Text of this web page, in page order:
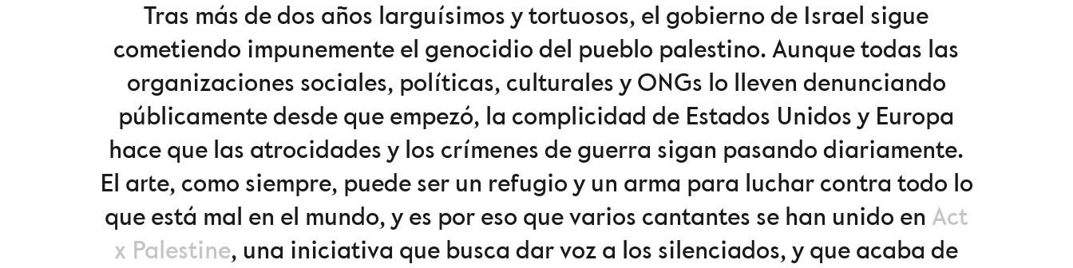
Tras más de dos años larguísimos y tortuosos, el gobierno de Israel sigue
cometiendo impunemente el genocidio del pueblo palestino. Aunque todas las
organizaciones sociales, políticas, culturales y ONGs lo lleven denunciando
públicamente desde que empezó, la complicidad de Estados Unidos y Europa
hace que las atrocidades y los crímenes de guerra sigan pasando diariamente.
El arte, como siempre, puede ser un refugio y un arma para luchar contra todo lo
que está mal en el mundo, y es por eso que varios cantantes se han unido en Act
x Palestine, una iniciativa que busca dar voz a los silenciados, y que acaba de